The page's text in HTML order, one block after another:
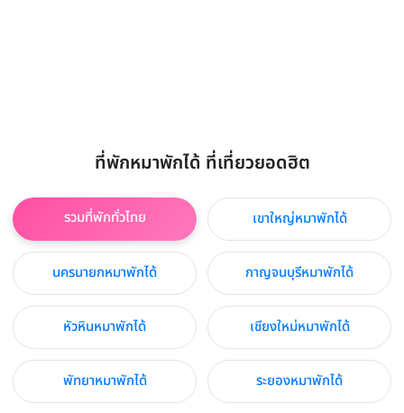
ที่พักหมาพักได้ ที่เที่ยวยอดฮิต
รวมที่พักทั่วไทย เขาใหญ่หมาพักได้
นครนายกหมาพักได้ กาญจนบุรีหมาพักได้
หัวหินหมาพักได้ เชียงใหม่หมาพักได้
พัทยาหมาพักได้ ระยองหมาพักได้